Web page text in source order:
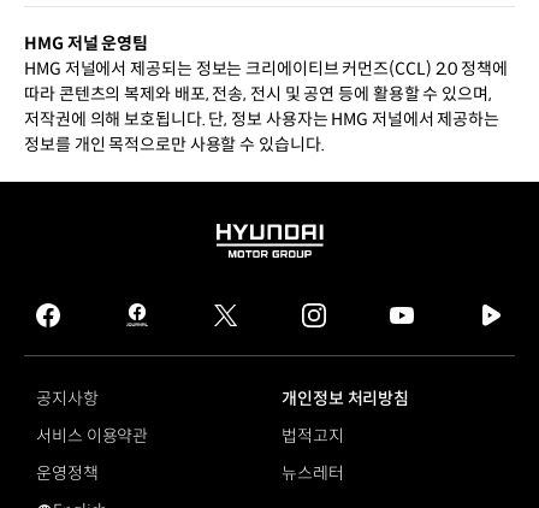
HMG 저널 운영팀
HMG 저널에서 제공되는 정보는 크리에이티브 커먼즈(CCL) 2.0 정책에
따라 콘텐츠의 복제와 배포, 전송, 전시 및 공연 등에 활용할 수 있으며,
저작권에 의해 보호됩니다. 단, 정보 사용자는 HMG 저널에서 제공하는
정보를 개인 목적으로만 사용할 수 있습니다.
HYUNDAI
GROUP
facebook
hmg
journal
twitter instagram
tv
공지사항
개인정보 처리방침
서비스 이용약관
법적고지
운영정책
뉴스레터